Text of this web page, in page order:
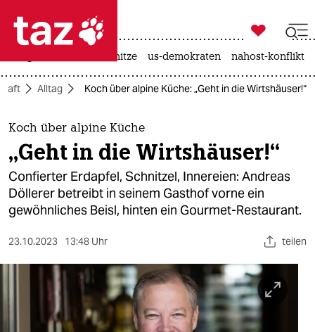
 taz zahl ich
taz zahl ich
themen
politik
öko
gesellschaft
berlin

taz zahl ich
hitze us-demokraten nahost-konflikt
Alltag Koch über alpine Küche: „Geht in die Wirtshäuser!“
Koch über alpine Küche
„Geht in die Wirtshäuser!“
Confierter Erdapfel, Schnitzel, Innereien: Andreas
Döllerer betreibt in seinem Gasthof vorne ein
gewöhnliches Beisl, hinten ein Gourmet-Restaurant.
23.10.2023 13:48 Uhr teilen